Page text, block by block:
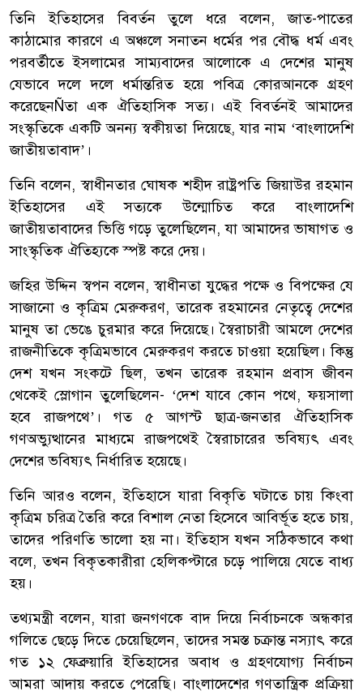
তিনি ইতিহাসের বিবর্তন তুলে ধরে বলেন, জাত-পাতের
কাঠামোর কারণে এ অঞ্চলে সনাতন ধর্মের পর বৌদ্ধ ধর্ম এবং
পরবর্তীতে ইসলামের সাম্যবাদের আলোকে এ দেশের মানুষ
যেভাবে দলে দলে ধর্মান্তরিত হয়ে পবিত্র কোরআনকে গ্রহণ
করেছেনÑতা এক ঐতিহাসিক সত্য। এই বিবর্তনই আমাদের
সংস্কৃতিকে একটি অনন্য স্বকীয়তা দিয়েছে, যার নাম ‘বাংলাদেশি
জাতীয়তাবাদ’।
তিনি বলেন, স্বাধীনতার ঘোষক শহীদ রাষ্ট্রপতি জিয়াউর রহমান
ইতিহাসের এই সত্যকে উন্মোচিত করে বাংলাদেশি
জাতীয়তাবাদের ভিত্তি গড়ে তুলেছিলেন, যা আমাদের ভাষাগত ও
সাংস্কৃতিক ঐতিহ্যকে স্পষ্ট করে দেয়।
জহির উদ্দিন স্বপন বলেন, স্বাধীনতা যুদ্ধের পক্ষে ও বিপক্ষের যে
সাজানো ও কৃত্রিম মেরুকরণ, তারেক রহমানের নেতৃত্বে দেশের
মানুষ তা ভেঙে চুরমার করে দিয়েছে। স্বৈরাচারী আমলে দেশের
রাজনীতিকে কৃত্রিমভাবে মেরুকরণ করতে চাওয়া হয়েছিল। কিন্তু
দেশ যখন সংকটে ছিল, তখন তারেক রহমান প্রবাস জীবন
থেকেই স্লোগান তুলেছিলেন- ‘দেশ যাবে কোন পথে, ফয়সালা
হবে রাজপথে’। গত ৫ আগস্ট ছাত্র-জনতার ঐতিহাসিক
গণঅভ্যুত্থানের মাধ্যমে রাজপথেই স্বৈরাচারের ভবিষ্যৎ এবং
দেশের ভবিষ্যৎ নির্ধারিত হয়েছে।
তিনি আরও বলেন, ইতিহাসে যারা বিকৃতি ঘটাতে চায় কিংবা
কৃত্রিম চরিত্র তৈরি করে বিশাল নেতা হিসেবে আবির্ভূত হতে চায়,
তাদের পরিণতি ভালো হয় না। ইতিহাস যখন সঠিকভাবে কথা
বলে, তখন বিকৃতকারীরা হেলিকপ্টারে চড়ে পালিয়ে যেতে বাধ্য
হয়।
তথ্যমন্ত্রী বলেন, যারা জনগণকে বাদ দিয়ে নির্বাচনকে অন্ধকার
গলিতে ছেড়ে দিতে চেয়েছিলেন, তাদের সমস্ত চক্রান্ত নস্যাৎ করে
গত ১২ ফেব্রুয়ারি ইতিহাসের অবাধ ও গ্রহণযোগ্য নির্বাচন
আমরা আদায় করতে পেরেছি। বাংলাদেশের গণতান্ত্রিক প্রক্রিয়া